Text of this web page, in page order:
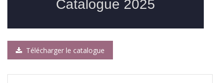
Télécharger le catalogue